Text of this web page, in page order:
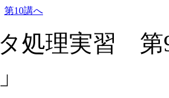
第10講へ
処理実習